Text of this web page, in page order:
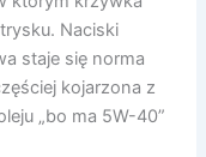
Naciski
staje się norma
kojarzona z
„bo ma 5W-40”